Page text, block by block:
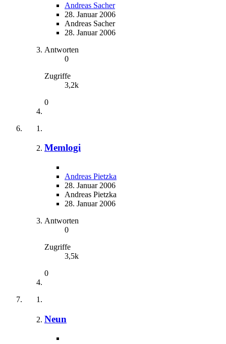
Andreas Sacher
28. Januar 2006
Andreas Sacher
28. Januar 2006
Antworten
0
Zugriffe
3,2k
0
Memlogi
Andreas Pietzka
28. Januar 2006
Andreas Pietzka
28. Januar 2006
Antworten
0
Zugriffe
3,5k
0
Neun